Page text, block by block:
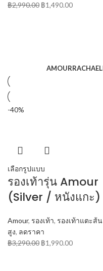
฿2,990.00 ฿1,490.00
AMOURRACHAEL
-40%
เลือกรูปแบบ
รองเท้ารุ่น Amour
(Silver / หนังแกะ)
Amour, รองเท้า, รองเท้าแตะส้น
สูง, ลดราคา
฿3,290.00 ฿1,990.00